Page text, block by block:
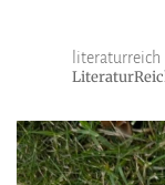
literaturreich